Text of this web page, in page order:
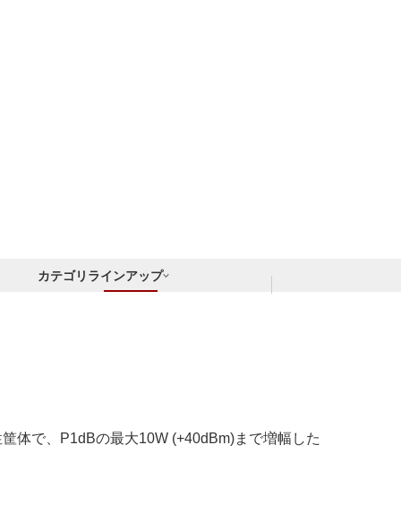
カテゴリラインアップ
体で、P1dBの最大10W (+40dBm)まで増幅した